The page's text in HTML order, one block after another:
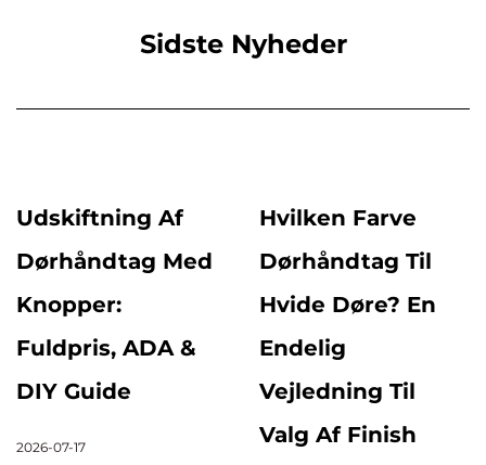
Sidste Nyheder
Udskiftning Af
Dørhåndtag Med
Knopper:
Fuldpris, ADA &
DIY Guide
2026-07-17
Hvilken Farve
Dørhåndtag Til
Hvide Døre? En
Endelig
Vejledning Til
Valg Af Finish